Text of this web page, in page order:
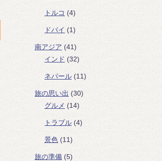
トルコ (4)
ドバイ (1)
南アジア (41)
インド (32)
ネパール(11)
旅の思い出 (30)
グルメ (14)
トラブル (4)
景色 (11)
旅の準備 (5)